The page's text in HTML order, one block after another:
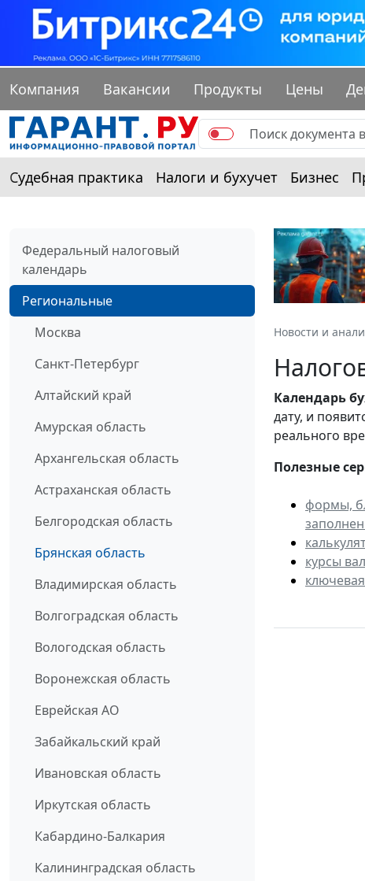
Компания Вакансии Продукты Цены
Судебная практика Налоги и бухучет Бизнес
Федеральный налоговый
календарь
Региональные
Москва
Санкт-Петербург
Алтайский край
Амурская область
Архангельская область
Астраханская область
Белгородская область
Брянская область
Владимирская область
Волгоградская область
Вологодская область
Воронежская область
Еврейская АО
Забайкальский край
Ивановская область
Иркутская область
Кабардино-Балкария
Калининградская область
Новости и
Календарь
дату, и
реального
Полезные
формы,
курсы